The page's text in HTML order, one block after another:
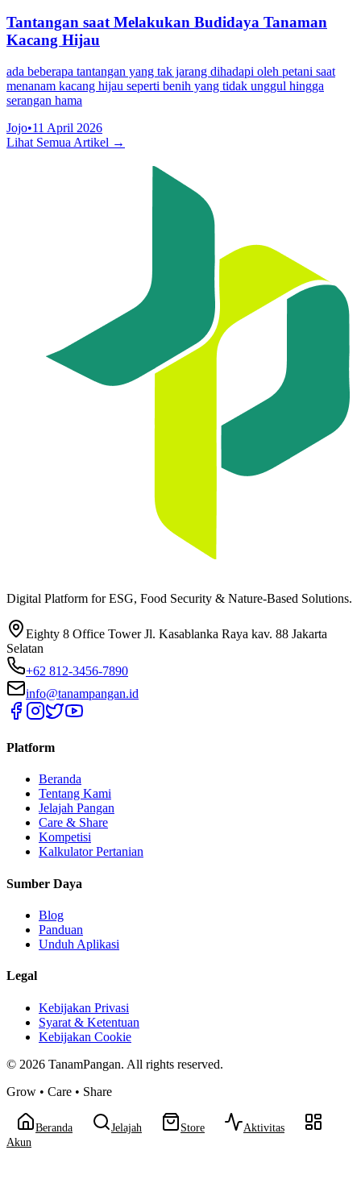
Tantangan saat Melakukan Budidaya Tanaman
Kacang Hijau
ada beberapa tantangan yang tak jarang dihadapi oleh petani saat
menanam kacang hijau seperti benih yang tidak unggul hingga
serangan hama
Jojo•11 April 2026
Lihat Semua Artikel →
Digital Platform for ESG, Food Security & Nature-Based Solutions.
Eighty 8 Office Tower Jl. Kasablanka Raya kav. 88 Jakarta
Selatan
+62 812-3456-7890
info@tanampangan.id
Platform
Beranda
Tentang Kami
Jelajah Pangan
Care & Share
Kompetisi
Kalkulator Pertanian
Sumber Daya
Blog
Panduan
Unduh Aplikasi
Legal
Kebijakan Privasi
Syarat & Ketentuan
Kebijakan Cookie
© 2026 TanamPangan. All rights reserved.
Grow • Care • Share
Beranda Jelajah Store
Aktivitas
Akun